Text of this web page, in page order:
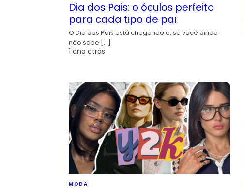
Dia dos Pais: o óculos perfeito
para cada tipo de pai
O Dia dos Pais está chegando e, se você ainda
não sabe […]
1 ano atrás
MODA